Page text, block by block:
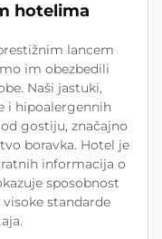
hotelima
lancem
im obezbedili
Naši jastuki,
i hipoalergennih
gostiju, značajno
boravka. Hotel je
informacija o
sposobnost
standarde